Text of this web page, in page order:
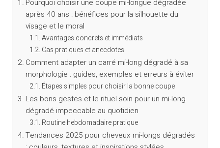
Pourquoi choisir une coupe mi-longue dégradée
après 40 ans : bénéfices pour la silhouette du
visage et le moral
Avantages concrets et immédiats
Cas pratiques et anecdotes
Comment adapter un carré mi-long dégradé à sa
morphologie : guides, exemples et erreurs à éviter
Étapes simples pour choisir la bonne coupe
Les bons gestes et le rituel soin pour un mi-long
dégradé impeccable au quotidien
Routine hebdomadaire pratique
Tendances 2025 pour cheveux mi-longs dégradés